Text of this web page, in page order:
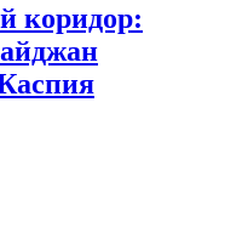
коридор: